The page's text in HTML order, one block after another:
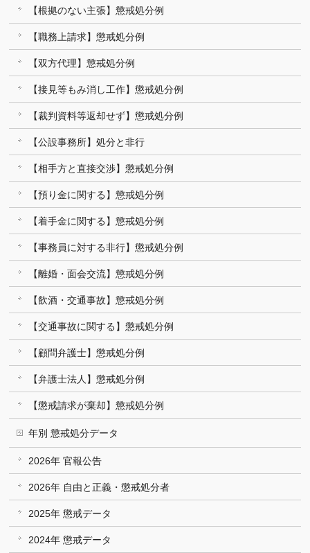
【根拠のない主張】懲戒処分例
【職務上請求】懲戒処分例
【双方代理】懲戒処分例
【接見等もみ消し工作】懲戒処分例
【裁判資料等返却せず】懲戒処分例
【公設事務所】処分と非行
【相手方と直接交渉】懲戒処分例
【預り金に関する】懲戒処分例
【着手金に関する】懲戒処分例
【事務員に対する非行】懲戒処分例
【離婚・面会交流】懲戒処分例
【飲酒・交通事故】懲戒処分例
【交通事故に関する】懲戒処分例
【顧問弁護士】懲戒処分例
【弁護士法人】懲戒処分例
【懲戒請求が棄却】懲戒処分例
年別 懲戒処分データ
2026年 官報公告
2026年 自由と正義・懲戒処分者
2025年 懲戒データ
2024年 懲戒データ